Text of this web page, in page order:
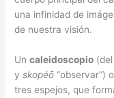
una infinidad de
de nuestra visión.
Uncaleidoscopio
yskopéō “observar”)
tres espejos, que